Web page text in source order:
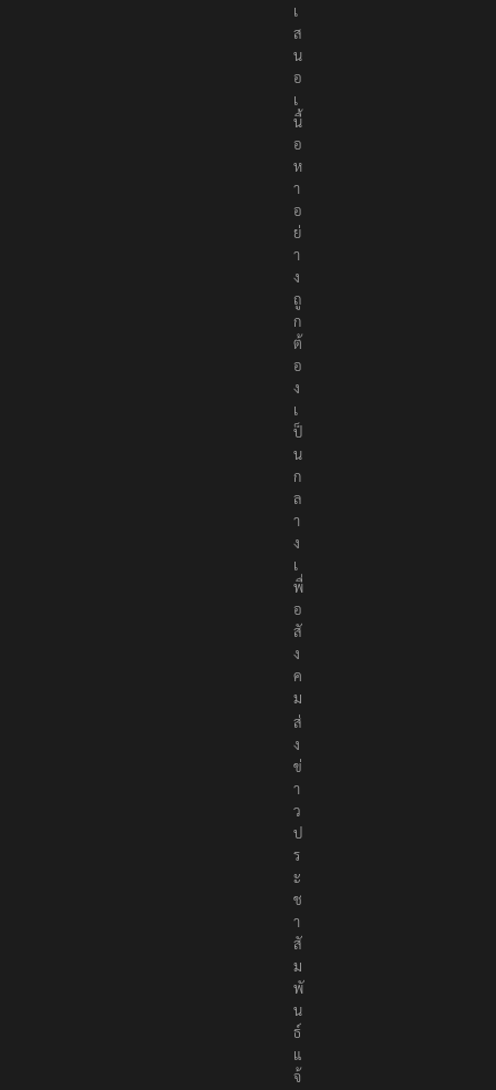
เ
ส
น
อ
เ
นื้
อ
ห
า
อ
ย่
า
ง
ถู
ก
ต้
อ
ง
เ
ป็
น
ก
ล
า
ง
เ
พื่
อ
สั
ง
ค
ม
ส่
ง
ข่
า
ว
ป
ร
ะ
ช
า
สั
ม
พั
น
ธ์
แ
จ้